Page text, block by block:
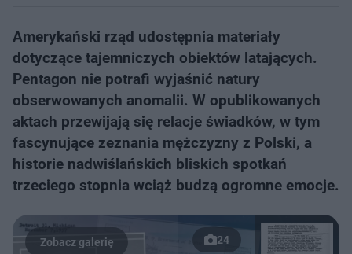
Amerykański rząd udostępnia materiały
dotyczące tajemniczych obiektów latających.
Pentagon nie potrafi wyjaśnić natury
obserwowanych anomalii. W opublikowanych
aktach przewijają się relacje świadków, w tym
fascynujące zeznania mężczyzny z Polski, a
historie nadwiślańskich bliskich spotkań
trzeciego stopnia wciąż budzą ogromne emocje.
24